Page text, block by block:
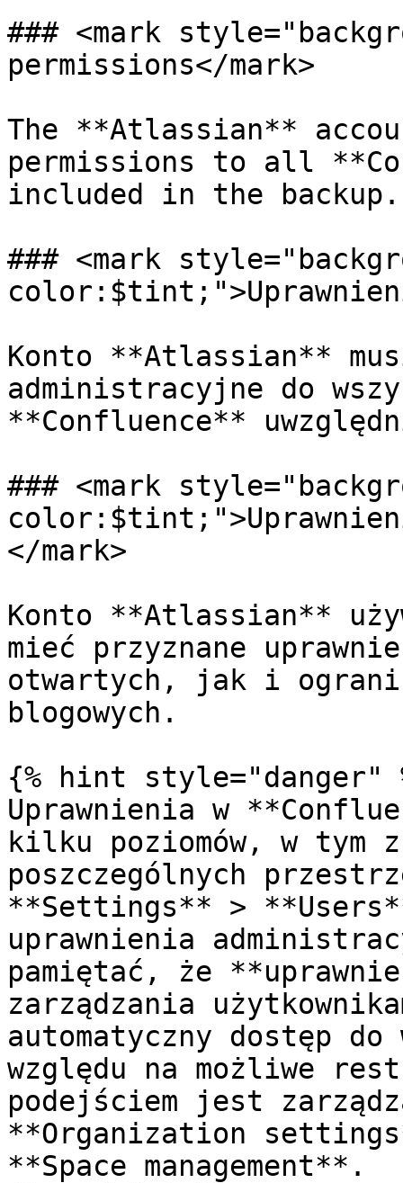
### <mark
permissions</mark>
The **Atlassian**
permissions to all
included in the backup.
### <mark
Konto **Atlassian**
administracyjne do
**Confluence**
### <mark
</mark>
Konto **Atlassian**
mieć przyznane
otwartych, jak i
blogowych.
{% hint style="danger"
Uprawnienia w
kilku poziomów, w tym
poszczególnych
**Settings** >
uprawnienia
pamiętać, że
zarządzania
automatyczny dostęp
względu na możliwe
podejściem jest
**Organization
**Space management**.